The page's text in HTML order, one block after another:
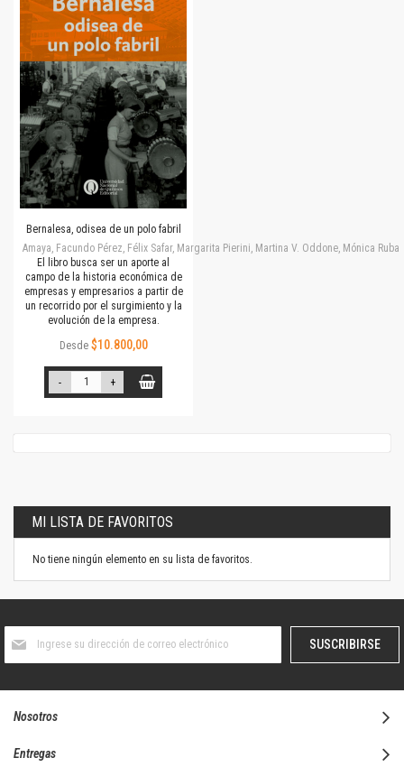
Bernalesa, odisea de un polo fabril
Amaya, Facundo Pérez, Félix Safar, Margarita Pierini, Martina V. Oddone, Mónica
El libro busca ser un aporte al
campo de la historia económica de
empresas y empresarios a partir de
un recorrido por el surgimiento y la
evolución de la empresa.
Desde $10.800,00
- +
MI LISTA DE FAVORITOS
No tiene ningún elemento en su lista de favoritos.
boletín
SUSCRIBIRSE
Nosotros
Entregas